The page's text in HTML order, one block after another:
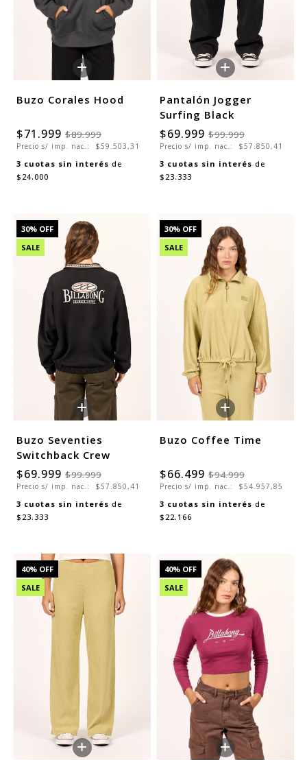
+
Buzo Corales Hood
$71.999 $89.999
Precio s/ imp. nac.: $59.503,31
3 cuotas sin interés de
$24.000
+
Pantalón Jogger
Surfing Black
$69.999 $99.999
Precio s/ imp. nac.: $57.850,41
3 cuotas sin interés de
$23.333
30% OFF
SALE
+
Buzo Seventies
Switchback Crew
$69.999 $99.999
Precio s/ imp. nac.: $57.850,41
3 cuotas sin interés de
$23.333
30% OFF
SALE
+
Buzo Coffee Time
$66.499 $94.999
Precio s/ imp. nac.: $54.957,85
3 cuotas sin interés de
$22.166
40% OFF
SALE
+
40% OFF
SALE
+